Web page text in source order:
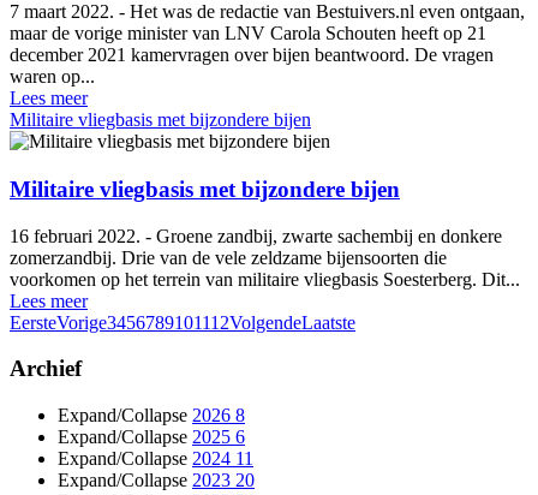
7 maart 2022. - Het was de redactie van Bestuivers.nl even ontgaan,
maar de vorige minister van LNV Carola Schouten heeft op 21
december 2021 kamervragen over bijen beantwoord. De vragen
waren op...
Lees meer
Militaire vliegbasis met bijzondere bijen
Militaire vliegbasis met bijzondere bijen
16 februari 2022. - Groene zandbij, zwarte sachembij en donkere
zomerzandbij. Drie van de vele zeldzame bijensoorten die
voorkomen op het terrein van militaire vliegbasis Soesterberg. Dit...
Lees meer
EersteVorige3456789101112VolgendeLaatste
Archief
Expand/Collapse 2026 8
Expand/Collapse 2025 6
Expand/Collapse 2024 11
Expand/Collapse 2023 20